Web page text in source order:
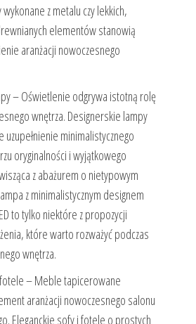
z metalu czy lekkich,
elementów stanowią
aranżacji nowoczesnego
– Oświetlenie odgrywa istotną rolę
wnętrza. Designerskie lampy
uzupełnienie minimalistycznego
oryginalności i wyjątkowego
z abażurem o nietypowym
z minimalistycznym designem
to tylko niektóre z propozycji
które warto rozważyć podczas
wnętrza.
– Meble tapicerowane
aranżacji nowoczesnego salonu
Eleganckie sofy i fotele o prostych